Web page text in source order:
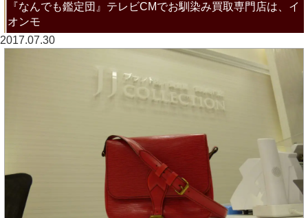
『なんでも鑑定団』テレビCMでお馴染み買取専門店は、イ
オンモ
2017.07.30